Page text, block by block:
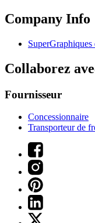
Company Info
SuperGraphiques
Collaborez
Fournisseur
Concessionnaire
Transporteur de